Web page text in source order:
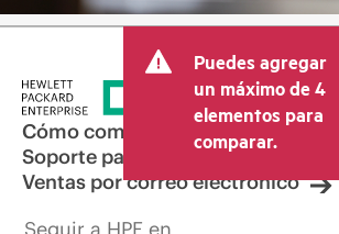
Puedes agregar
un máximo de 4
elementos para
comparar.
Cómo comprar
Soporte para productos
Ventas por correo electrónico